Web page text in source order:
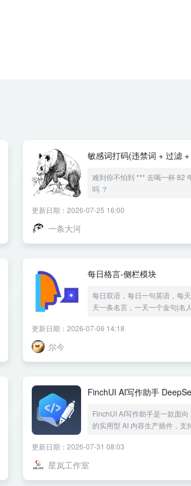
敏感词打码(违禁词 + 过滤
难到你不怕到 *** 去喝一杯 82
吗 ？
更新日期：2026-07-25 16:00
一条大河
每日格言-侧栏模块
每日双语，每日一句英语，每
天一条名言，一天一个金句|名
品
更新日期：2026-07-06 14:18
尔今
FinchUI AI写作助手
智能配图 重写文章 定时发
FinchUI AI写作助手是一款面
的实用型 AI 内容生产插件，支
（千问）、OpenAI（ChatGPT
Grok、小米 MiMo 等多个 AI
更新日期：2026-07-31 08:03
星岚工作室